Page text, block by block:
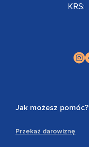
KRS:
Jak możesz pomóc?
Przekaż darowiznę